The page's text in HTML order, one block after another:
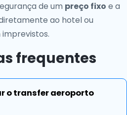
de um preço fixo e a
ao hotel ou
frequentes
o transfer aeroporto